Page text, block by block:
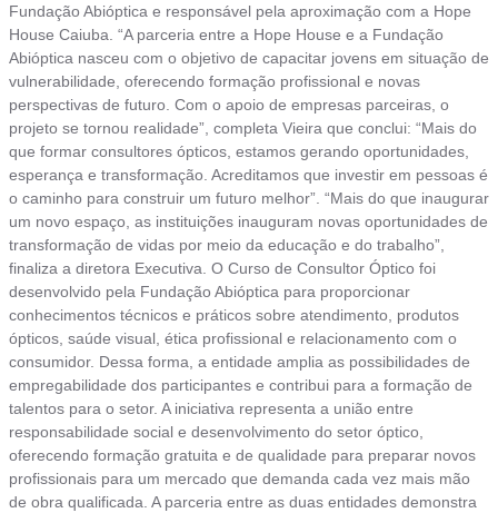
Fundação Abióptica e responsável pela aproximação com a Hope
House Caiuba. “A parceria entre a Hope House e a Fundação
Abióptica nasceu com o objetivo de capacitar jovens em situação de
vulnerabilidade, oferecendo formação profissional e novas
perspectivas de futuro. Com o apoio de empresas parceiras, o
projeto se tornou realidade”, completa Vieira que conclui: “Mais do
que formar consultores ópticos, estamos gerando oportunidades,
esperança e transformação. Acreditamos que investir em pessoas é
o caminho para construir um futuro melhor”. “Mais do que inaugurar
um novo espaço, as instituições inauguram novas oportunidades de
transformação de vidas por meio da educação e do trabalho”,
finaliza a diretora Executiva. O Curso de Consultor Óptico foi
desenvolvido pela Fundação Abióptica para proporcionar
conhecimentos técnicos e práticos sobre atendimento, produtos
ópticos, saúde visual, ética profissional e relacionamento com o
consumidor. Dessa forma, a entidade amplia as possibilidades de
empregabilidade dos participantes e contribui para a formação de
talentos para o setor. A iniciativa representa a união entre
responsabilidade social e desenvolvimento do setor óptico,
oferecendo formação gratuita e de qualidade para preparar novos
profissionais para um mercado que demanda cada vez mais mão
de obra qualificada. A parceria entre as duas entidades demonstra